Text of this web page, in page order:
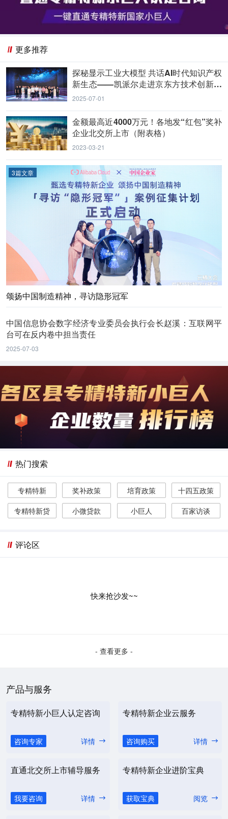
更多推荐
探秘显示工业大模型 共话AI时代知识产权
新生态——凯派尔走进京东方技术创新中
心
2025-07-01
金额最高近4000万元！各地发“红包”奖补
企业北交所上市（附表格）
2023-03-21
3篇文章
颂扬中国制造精神，寻访隐形冠军
中国信息协会数字经济专业委员会执行会长赵溪：互联网平
台可在反内卷中担当责任
2025-07-03
热门搜索
专精特新 奖补政策 培育政策
十四五政策
专精特新贷
小微贷款 小巨人 百家访谈
评论区
快来抢沙发~~
- 查看更多 -
产品与服务
专精特新小巨人认定咨询
咨询专家 详情
专精特新企业云服务
咨询购买 详情
直通北交所上市辅导服务
我要咨询 详情
专精特新企业进阶宝典
获取宝典 阅览